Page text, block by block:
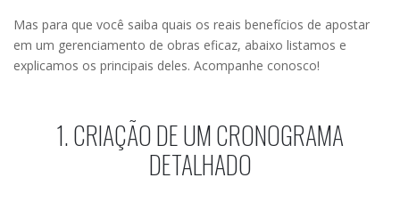
Mas para que você saiba quais os reais benefícios de apostar
em um gerenciamento de obras eficaz, abaixo listamos e
explicamos os principais deles. Acompanhe conosco!
1. CRIAÇÃO DE UM CRONOGRAMA
DETALHADO